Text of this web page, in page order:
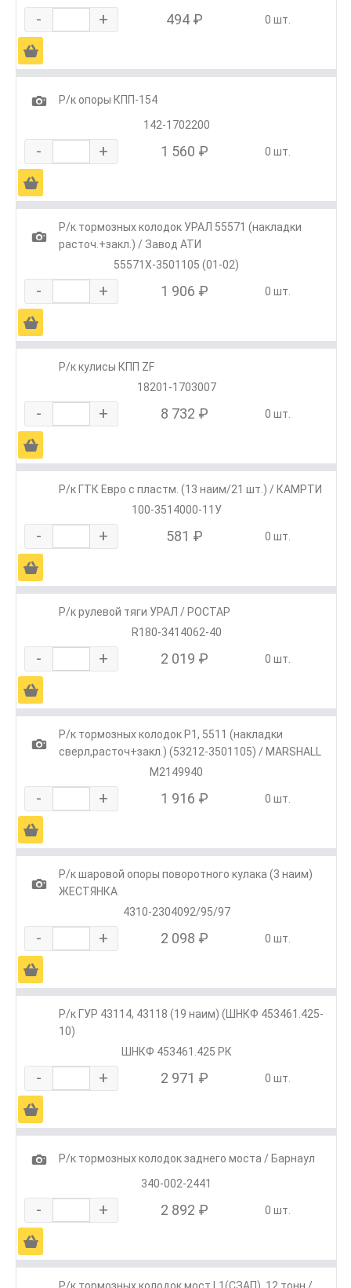
- + 494 ₽ 0 шт.
Ä
1
Р/к опоры КПП-154
142-1702200
- + 1 560 ₽ 0 шт.
Ä
1
Р/к тормозных колодок УРАЛ 55571 (накладки
расточ.+закл.) / Завод АТИ
55571Х-3501105 (01-02)
- + 1 906 ₽ 0 шт.
Ä
Р/к кулисы КПП ZF
18201-1703007
- + 8 732 ₽ 0 шт.
Ä
Р/к ГТК Евро с пластм. (13 наим/21 шт.) / КАМРТИ
100-3514000-11У
- + 581 ₽ 0 шт.
Ä
Р/к рулевой тяги УРАЛ / РОСТАР
R180-3414062-40
- + 2 019 ₽ 0 шт.
Ä
1
Р/к тормозных колодок Р1, 5511 (накладки
сверл,расточ+закл.) (53212-3501105) / MARSHALL
M2149940
- + 1 916 ₽ 0 шт.
Ä
1
Р/к шаровой опоры поворотного кулака (3 наим)
ЖЕСТЯНКА
4310-2304092/95/97
- + 2 098 ₽ 0 шт.
Ä
Р/к ГУР 43114, 43118 (19 наим) (ШНКФ 453461.425-
10)
ШНКФ 453461.425 РК
- + 2 971 ₽ 0 шт.
Ä
1
Р/к тормозных колодок заднего моста / Барнаул
340-002-2441
- + 2 892 ₽ 0 шт.
Ä